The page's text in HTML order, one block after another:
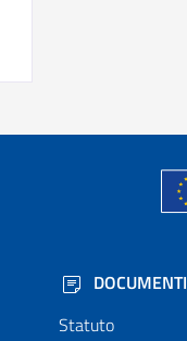
DOCUMENTI
Statuto